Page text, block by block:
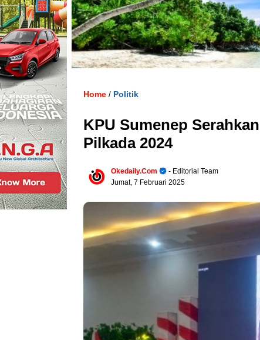
Home / Politik
KPU Sumenep
Pilkada 2024
Okedaily.com
- Editorial Team
Jumat, 7 Februari 2025